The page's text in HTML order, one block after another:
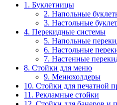
1. Буклетницы
2. Напольные
3. Настольные
4. Перекидные системы
5. Напольные
6. Настольные
7. Настенные
8. Стойки для меню
9. Менюхолдеры
10. Стойки для печатной
11. Рекламные стойки